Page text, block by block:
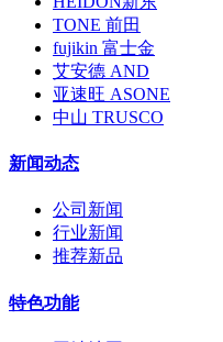
TONE 前田
fujikin 富士金
艾安德 AND
亚速旺 ASONE
中山 TRUSCO
新闻动态
公司新闻
行业新闻
推荐新品
特色功能